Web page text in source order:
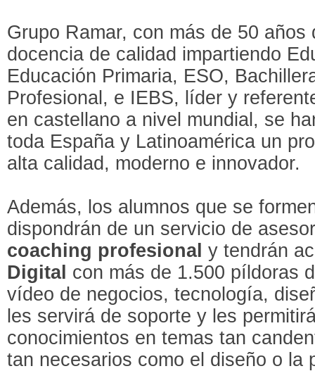
Grupo Ramar, con más de 50 años
docencia de calidad impartiendo
Educación Primaria, ESO,
Profesional, e IEBS, líder y
en castellano a nivel mundial, se
toda España y Latinoamérica un
alta calidad, moderno e innovador.
Además, los alumnos que se
dispondrán de un servicio de
coaching profesionaly tendrán
Digital con más de 1.500 píldoras
vídeo de negocios, tecnología,
les servirá de soporte y les
conocimientos en temas tan
tan necesarios como el diseño o la